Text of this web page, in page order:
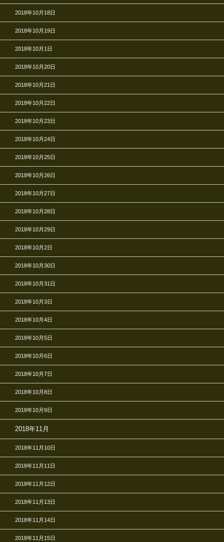
2018年10月18日
2018年10月19日
2018年10月1日
2018年10月20日
2018年10月21日
2018年10月22日
2018年10月23日
2018年10月24日
2018年10月25日
2018年10月26日
2018年10月27日
2018年10月28日
2018年10月29日
2018年10月2日
2018年10月30日
2018年10月31日
2018年10月3日
2018年10月4日
2018年10月5日
2018年10月6日
2018年10月7日
2018年10月8日
2018年10月9日
2018年11月
2018年11月10日
2018年11月11日
2018年11月12日
2018年11月13日
2018年11月14日
2018年11月15日